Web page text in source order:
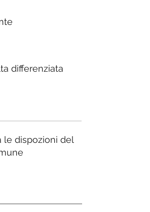
differenziata
le dispozioni del